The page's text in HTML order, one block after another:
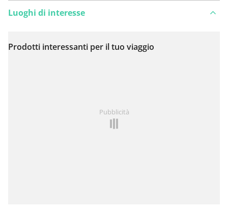
Visualizza sulla mappa
Luoghi di interesse
Prodotti interessanti per il tuo viaggio
Pubblicità